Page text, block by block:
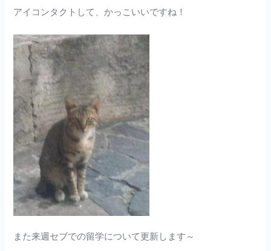
アイコンタクトして、かっこいいですね！
また来週セブでの留学について更新します～